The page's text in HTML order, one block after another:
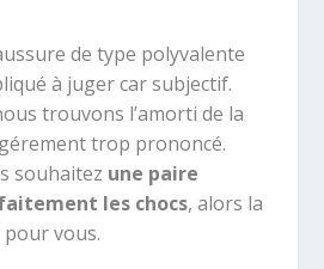
de type polyvalente
à juger car subjectif.
trouvons l’amorti de la
trop prononcé.
souhaitez une paire
les chocs, alors la
vous.